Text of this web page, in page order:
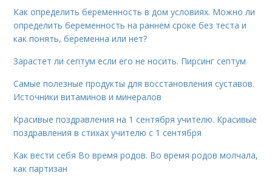
Как определить беременность в дом условиях. Можно ли
определить беременность на раннем сроке без теста и
как понять, беременна или нет?
Зарастет ли септум если его не носить. Пирсинг септум
Самые полезные продукты для восстановления суставов.
Источники витаминов и минералов
Красивые поздравления на 1 сентября учителю. Красивые
поздравления в стихах учителю с 1 сентября
Как вести себя Во время родов. Во время родов молчала,
как партизан